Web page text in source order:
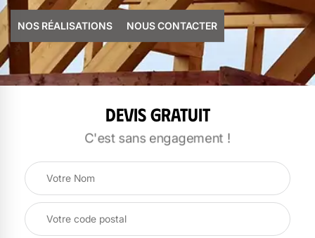
NOS RÉALISATIONS NOUS CONTACTER
Devis gratuit
C'est sans engagement !